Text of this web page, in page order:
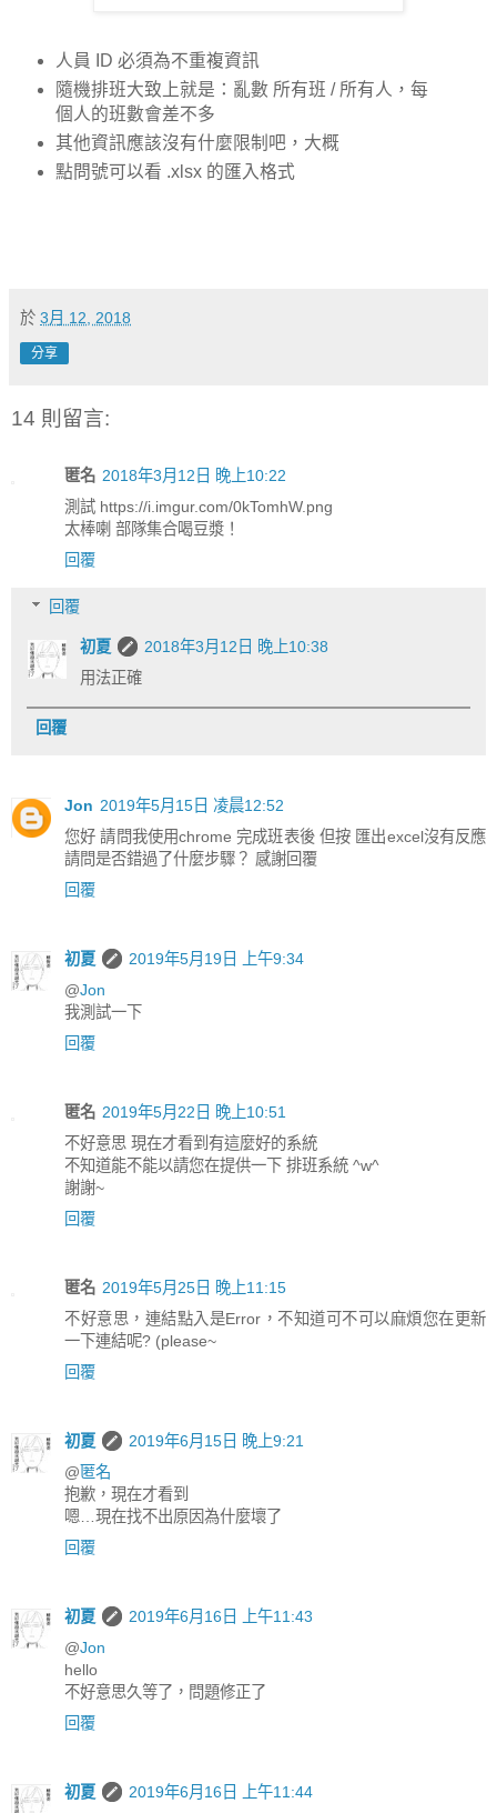
人員 ID 必須為不重複資訊
隨機排班大致上就是：亂數 所有班 / 所有人，每
個人的班數會差不多
其他資訊應該沒有什麼限制吧，大概
點問號可以看 .xlsx 的匯入格式
於 3月 12, 2018
分享
14 則留言:
匿名 2018年3月12日 晚上10:22
測試 https://i.imgur.com/0kTomhW.png
太棒喇 部隊集合喝豆漿！
回覆
回覆
初夏
2018年3月12日 晚上10:38
用法正確
回覆
Jon 2019年5月15日 凌晨12:52
您好 請問我使用chrome 完成班表後 但按 匯出excel沒有反應
請問是否錯過了什麼步驟？ 感謝回覆
回覆
初夏
2019年5月19日 上午9:34
@Jon
我測試一下
回覆
匿名 2019年5月22日 晚上10:51
不好意思 現在才看到有這麼好的系統
不知道能不能以請您在提供一下 排班系統 ^w^
謝謝~
回覆
匿名 2019年5月25日 晚上11:15
不好意思，連結點入是Error，不知道可不可以麻煩您在更新
一下連結呢? (please~
回覆
初夏
2019年6月15日 晚上9:21
@ 匿名
抱歉，現在才看到
嗯…現在找不出原因為什麼壞了
回覆
初夏
2019年6月16日 上午11:43
@Jon
hello
不好意思久等了，問題修正了
回覆
初夏
2019年6月16日 上午11:44